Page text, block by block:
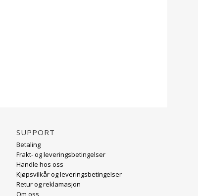
Support
Betaling
Frakt- og leveringsbetingelser
Handle hos oss
Kjøpsvilkår og leveringsbetingelser
Retur og reklamasjon
Om oss